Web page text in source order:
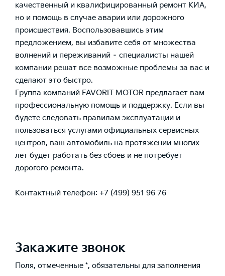
качественный и квалифицированный ремонт КИА,
но и помощь в случае аварии или дорожного
происшествия. Воспользовавшись этим
предложением, вы избавите себя от множества
волнений и переживаний – специалисты нашей
компании решат все возможные проблемы за вас и
сделают это быстро.
Группа компаний FAVORIT MOTOR предлагает вам
профессиональную помощь и поддержку. Если вы
будете следовать правилам эксплуатации и
пользоваться услугами официальных сервисных
центров, ваш автомобиль на протяжении многих
лет будет работать без сбоев и не потребует
дорогого ремонта.
Контактный телефон: +7 (499) 951 96 76
Закажите звонок
Поля, отмеченные *, обязательны для заполнения